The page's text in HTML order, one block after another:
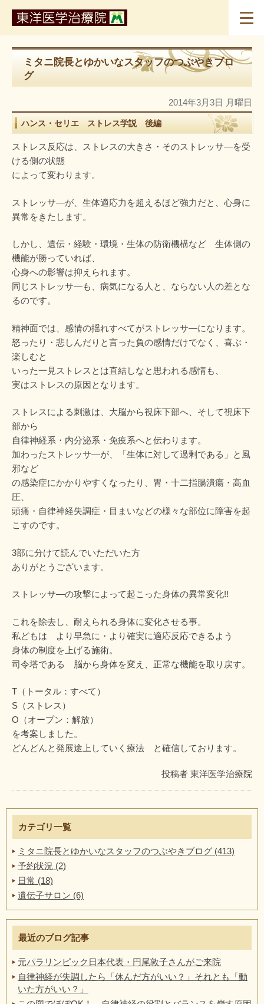
ミタニ院長とゆかいなスタッフのつぶやきブロ
グ
2014年3月3日 月曜日
ハンス・セリエ ストレス学説 後編
ストレス反応は、ストレスの大きさ・そのストレッサ―を受
ける側の状態
によって変わります。
ストレッサ―が、生体適応力を超えるほど強力だと、心身に
異常をきたします。
しかし、遺伝・経験・環境・生体の防衛機構など 生体側の
機能が勝っていれば、
心身への影響は抑えられます。
同じストレッサ―も、病気になる人と、ならない人の差とな
るのです。
精神面では、感情の揺れすべてがストレッサ―になります。
怒ったり・悲しんだりと言った負の感情だけでなく、喜ぶ・
楽しむと
いった一見ストレスとは直結しなと思われる感情も、
実はストレスの原因となります。
ストレスによる刺激は、大脳から視床下部へ、そして視床下
部から
自律神経系・内分泌系・免疫系へと伝わります。
加わったストレッサ―が、「生体に対して過剰である」と風
邪など
の感染症にかかりやすくなったり、胃・十二指腸潰瘍・高血
圧、
頭痛・自律神経失調症・目まいなどの様々な部位に障害を起
こすのです。
3部に分けて読んでいただいた方
ありがとうございます。
ストレッサ―の攻撃によって起こった身体の異常変化!!
これを除去し、耐えられる身体に変化させる事。
私どもは より早急に・より確実に適応反応できるよう
身体の制度を上げる施術。
司令塔である 脳から身体を変え、正常な機能を取り戻す。
T（トータル：すべて）
S（ストレス）
O（オープン：解放）
を考案しました。
どんどんと発展途上していく療法 と確信しております。
投稿者 東洋医学治療院
カテゴリ一覧
ミタニ院長とゆかいなスタッフのつぶやきブログ (413)
予約状況 (2)
日常 (18)
遺伝子サロン (6)
最近のブログ記事
元パラリンピック日本代表・円尾敦子さんがご来院
自律神経が失調したら「休んだ方がいい？」それとも「動
いた方がいい？」